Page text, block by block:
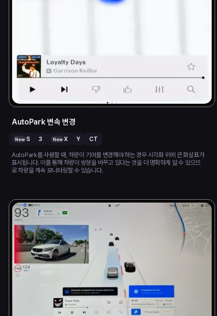
AutoPark 변속 변경
New S 3 New X Y CT
AutoPark를 사용할 때, 차량이 기어를 변경해야 하는 경우 시각화 위에 큰 화살표가
표시됩니다. 이를 통해 차량이 방향을 바꾸고 있다는 것을 더 명확하게 알 수 있으므
로 차량을 계속 모니터링할 수 있습니다.